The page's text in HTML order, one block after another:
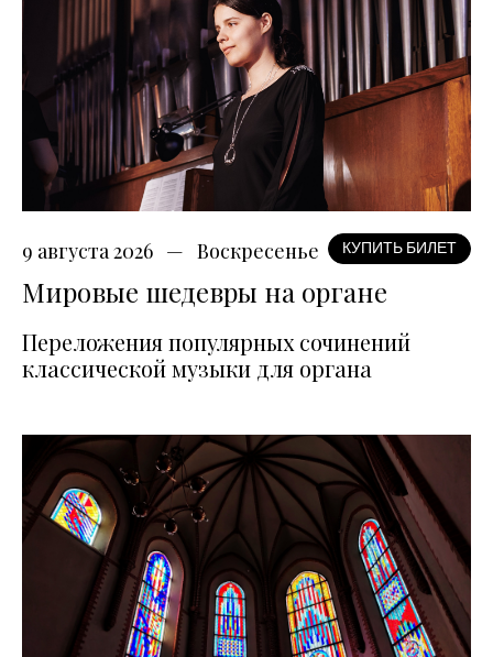
9 августа 2026 Воскресенье КУПИТЬ БИЛЕТ
Мировые шедевры на органе
Переложения популярных сочинений
классической музыки для органа